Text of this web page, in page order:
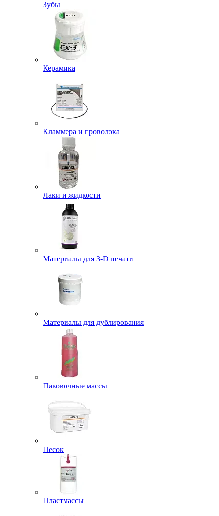
Зубы
Керамика
Кламмера и проволока
Лаки и жидкости
Материалы для 3-D печати
Материалы для дублирования
Паковочные массы
Песок
Пластмассы